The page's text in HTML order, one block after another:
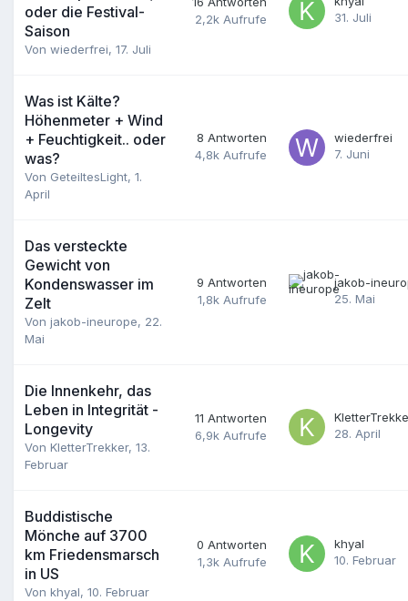
oder die Festival-
Saison
Von wiederfrei, 17. Juli
2,2k Aufrufe
31. Juli
Was ist Kälte?
Höhenmeter + Wind
+ Feuchtigkeit.. oder
was?
Von GeteiltesLight, 1.
April
8 Antworten
4,8k Aufrufe
wiederfrei
7. Juni
Das versteckte
Gewicht von
Kondenswasser im
Zelt
Von jakob-ineurope, 22.
Mai
9 Antworten
1,8k Aufrufe
jakob-
25. Mai
Die Innenkehr, das
Leben in Integrität -
Longevity
Von KletterTrekker, 13.
Februar
11 Antworten
6,9k Aufrufe
28. April
Buddistische
Mönche auf 3700
km Friedensmarsch
in US
Von khyal, 10. Februar
0 Antworten
1,3k Aufrufe
khyal
10. Februar